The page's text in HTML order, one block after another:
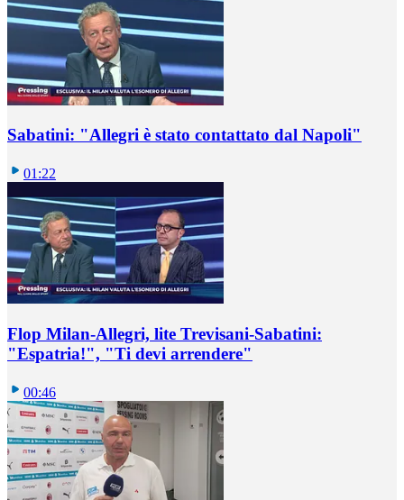
Sabatini: "Allegri è stato contattato dal Napoli"
01:22
Flop Milan-Allegri, lite Trevisani-Sabatini:
"Espatria!", "Ti devi arrendere"
00:46